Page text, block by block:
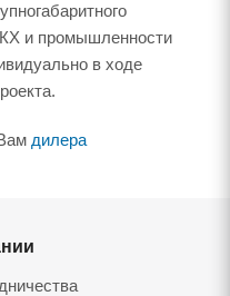
и промышленности
в ходе
дилера